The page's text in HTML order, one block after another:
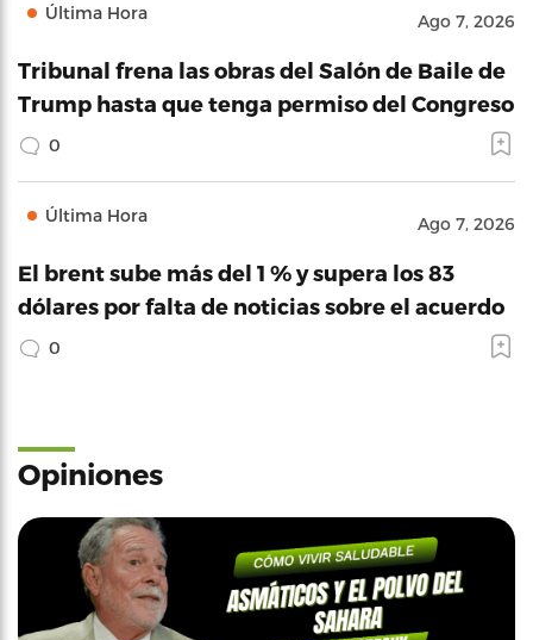
Última Hora Ago 7, 2026
Tribunal frena las obras del Salón de Baile de
Trump hasta que tenga permiso del Congreso
0
Última Hora Ago 7, 2026
El brent sube más del 1 % y supera los 83
dólares por falta de noticias sobre el acuerdo
0
Opiniones